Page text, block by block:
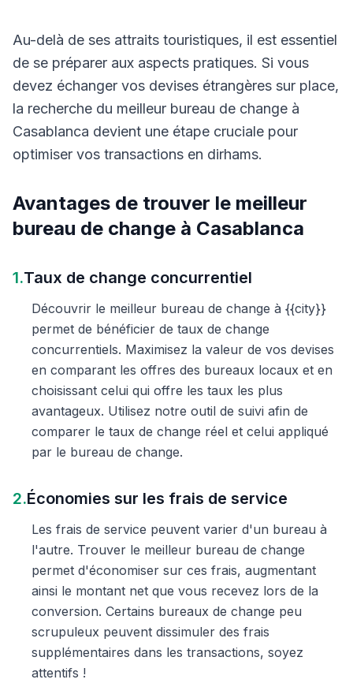
Au-delà de ses attraits touristiques, il est essentiel
de se préparer aux aspects pratiques. Si vous
devez échanger vos devises étrangères sur place,
la recherche du meilleur bureau de change à
Casablanca devient une étape cruciale pour
optimiser vos transactions en dirhams.
Avantages de trouver le meilleur
bureau de change à Casablanca
1.Taux de change concurrentiel
Découvrir le meilleur bureau de change à {{city}}
permet de bénéficier de taux de change
concurrentiels. Maximisez la valeur de vos devises
en comparant les offres des bureaux locaux et en
choisissant celui qui offre les taux les plus
avantageux. Utilisez notre outil de suivi afin de
comparer le taux de change réel et celui appliqué
par le bureau de change.
2.Économies sur les frais de service
Les frais de service peuvent varier d'un bureau à
l'autre. Trouver le meilleur bureau de change
permet d'économiser sur ces frais, augmentant
ainsi le montant net que vous recevez lors de la
conversion. Certains bureaux de change peu
scrupuleux peuvent dissimuler des frais
supplémentaires dans les transactions, soyez
attentifs !